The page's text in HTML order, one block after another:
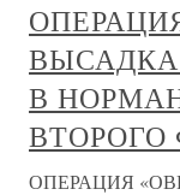
В
ВТОРОГО
ОПЕРАЦИЯ